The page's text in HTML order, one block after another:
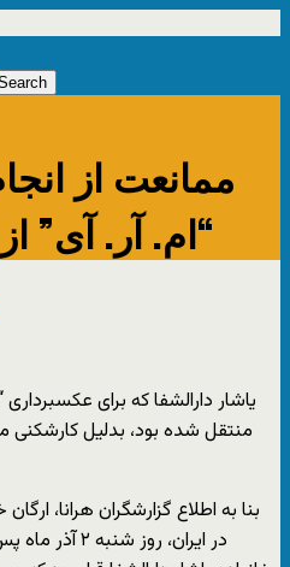
ممانعت از
“ام. آر. آی”
یاشار دارالشفا که برای عکسبرداری
منتقل شده بود، بدلیل کارشکنی
بنا به اطلاع گزارشگران هرانا،
در ایران،